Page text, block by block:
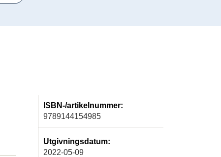
ISBN-/artikelnummer:
9789144154985
Utgivningsdatum:
2022-05-09